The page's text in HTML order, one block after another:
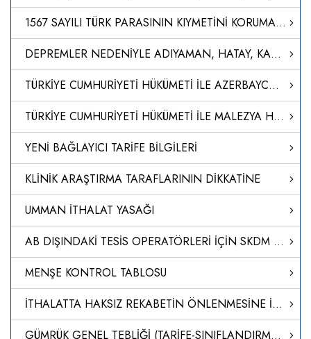
1567 SAYILI TÜRK PARASININ KIYMETİNİ KORUMA HAKKINDA KANUN KAPSAMINDA ALINACAK ÜCRETLERE İLİŞKİN YÖNETMELİKTE DEĞİŞİKLİK YAPILMASINA DAİR YÖNETMELİK
DEPREMLER NEDENİYLE ADIYAMAN, HATAY, KAHRAMANMARAŞ VE MALATYA İLLERİ İLE GAZİANTEP İLİNİN İSLAHİYE VE NURDAĞI İLÇELERİNDE DEVAM EDEN MÜCBİR SEBEBE İSTİNADEN, 7256 SAYILI BAZI ALACAKLARIN YENİDEN YAPILANDIRILMASI İLE BAZI KANUNLARDA DEĞİŞİKLİK YAPILMASI HA
TÜRKİYE CUMHURİYETİ HÜKÜMETİ İLE AZERBAYCAN CUMHURİYETİ HÜKÜMETİ ARASINDA 'TERCİHLİ TİCARET ANLAŞMASI'NI TADİL EDEN PROTOKOLÜN ONAYLANMASI HAKKINDA KARAR (KARAR SAYISI: 8512)
TÜRKİYE CUMHURİYETİ HÜKÜMETİ İLE MALEZYA HÜKÜMETİ ARASINDAKİ SERBEST TİCARET ANLAŞMASINA EK 1. PROTOKOL’ÜN ONAYLANMASI HAKKINDA KARAR (KARAR SAYISI: 8511)
YENİ BAĞLAYICI TARİFE BİLGİLERİ
KLİNİK ARAŞTIRMA TARAFLARININ DİKKATİNE
UMMAN İTHALAT YASAĞI
AB DIŞINDAKİ TESİS OPERATÖRLERİ İÇİN SKDM UYGULAMASINA İLİŞKİN REHBER
MENŞE KONTROL TABLOSU
İTHALATTA HAKSIZ REKABETİN ÖNLENMESİNE İLİŞKİN TEBLİĞ (NO: 2024/15)
GÜMRÜK GENEL TEBLİĞİ (TARİFE-SINIFLANDIRMA KARARLARI) (SERİ NO: 40)’NDE DEĞİŞİKLİK YAPILMASINA DAİR TEBLİĞ (SERİ NO: 41)